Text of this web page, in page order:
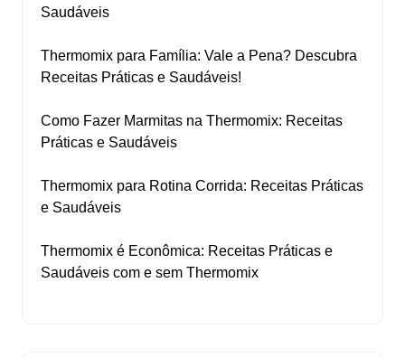
Saudáveis
Thermomix para Família: Vale a Pena? Descubra
Receitas Práticas e Saudáveis!
Como Fazer Marmitas na Thermomix: Receitas
Práticas e Saudáveis
Thermomix para Rotina Corrida: Receitas Práticas
e Saudáveis
Thermomix é Econômica: Receitas Práticas e
Saudáveis com e sem Thermomix